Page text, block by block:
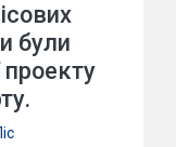
були
проекту